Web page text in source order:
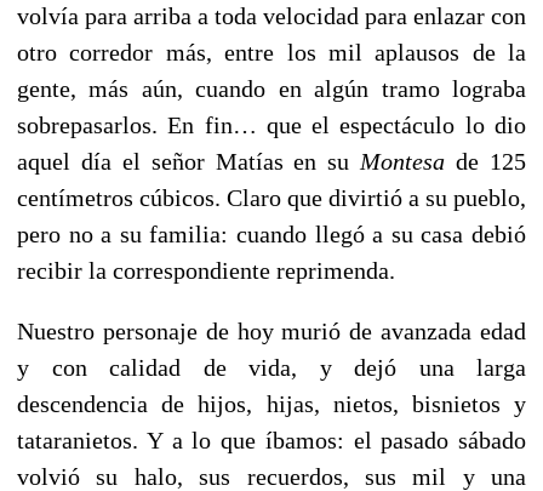
volvía para arriba a toda velocidad para enlazar con
otro corredor más, entre los mil aplausos de la
gente, más aún, cuando en algún tramo lograba
sobrepasarlos. En fin… que el espectáculo lo dio
aquel día el señor Matías en su Montesade 125
centímetros cúbicos. Claro que divirtió a su pueblo,
pero no a su familia: cuando llegó a su casa debió
recibir la correspondiente reprimenda.
Nuestro personaje de hoy murió de avanzada edad
y con calidad de vida, y dejó una larga
descendencia de hijos, hijas, nietos, bisnietos y
tataranietos. Y a lo que íbamos: el pasado sábado
volvió su halo, sus recuerdos, sus mil y una